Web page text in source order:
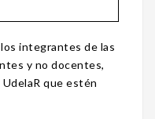
integrantes de las
y no docentes,
que estén